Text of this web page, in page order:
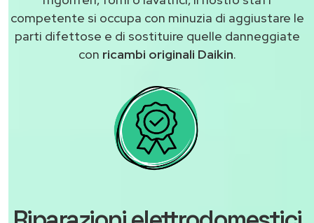
competente si occupa con minuzia di aggiustare le
parti difettose e di sostituire quelle danneggiate
con ricambi originali Daikin.